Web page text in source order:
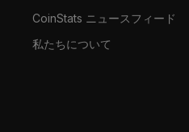
CoinStats ニュースフィード
私たちについて